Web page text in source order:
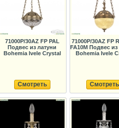
71000P/30AZ FP PAL
Подвес из латуни
Bohemia Ivele Crystal
Смотреть
71000P/30AZ FP
FA10M Подвес из
Bohemia Ivele
Смотреть